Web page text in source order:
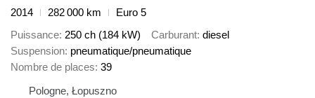
2014
282 000 km
Euro 5
Puissance 250 ch (184 kW) Carburant diesel
Suspension pneumatique/pneumatique
Nombre de places 39
Pologne, Łopuszno